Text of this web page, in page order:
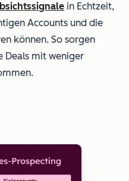
in Echtzeit,
Accounts und die
können. So sorgen
Deals mit weniger